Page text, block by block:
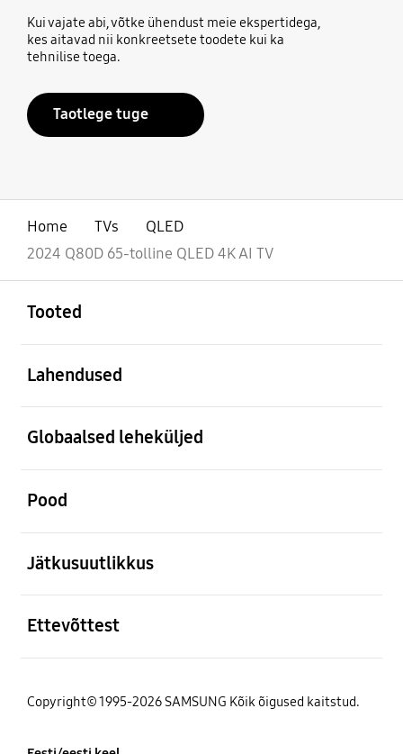
Kui vajate abi, võtke ühendust meie ekspertidega,
kes aitavad nii konkreetsete toodete kui ka
tehnilise toega.
Taotlege tuge
Home TVs
QLED
2024 Q80D 65-tolline QLED 4K AI TV
Tooted
Lahendused
Globaalsed leheküljed
Pood
Jätkusuutlikkus
Ettevõttest
Copyright© 1995-2026 SAMSUNG Kõik õigused kaitstud.